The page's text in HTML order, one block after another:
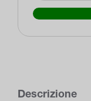
"Obsessed"
quantità
Descrizione